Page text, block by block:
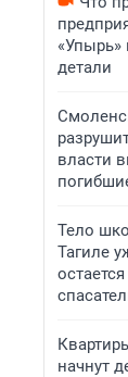
детали
власти
Тело
Тагиле
начнут